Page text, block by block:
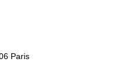
Paris